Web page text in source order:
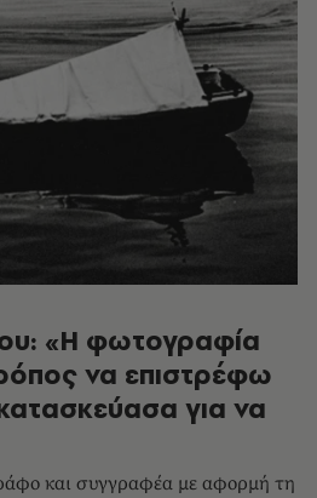
«Η φωτογραφία
να επιστρέφω
για να
και συγγραφέα με αφορμή τη